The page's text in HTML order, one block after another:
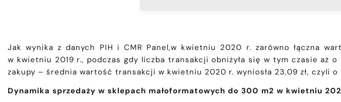
Jak wynika z danych PIH i CMR Panel,w kwietniu 2020 r. zarówno łączna
w kwietniu 2019 r., podczas gdy liczba transakcji obniżyła się w tym czasie aż
zakupy – średnia wartość transakcji w kwietniu 2020 r. wyniosła 23,09 zł, czyli
Dynamika sprzedaży w sklepach małoformatowych do 300 m2 w kwietniu